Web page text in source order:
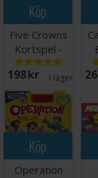
Antal spelare: 2-4
Ålder: 5+
Speltid: 15
Språk: Engelska
Köp
Five Crowns
Kortspel -
2025
198 SEK I lager: 20+
Köp
Operation